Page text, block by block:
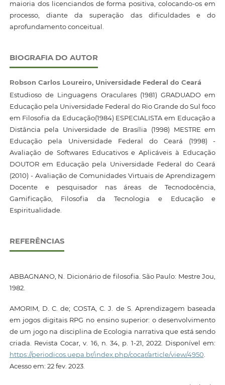
maioria dos licenciandos de forma positiva, colocando-os em
processo, diante da superação das dificuldades e do
aprofundamento conceitual.
BIOGRAFIA DO AUTOR
Robson Carlos Loureiro, Universidade Federal do Ceará
Estudioso de Linguagens Oraculares (1981) GRADUADO em
Educação pela Universidade Federal do Rio Grande do Sul foco
em Filosofia da Educação(1984) ESPECIALISTA em Educação a
Distância pela Universidade de Brasília (1998) MESTRE em
Educação pela Universidade Federal do Ceará (1998) -
Avaliação de Softwares Educativos e Aplicáveis à Educação
DOUTOR em Educação pela Universidade Federal do Ceará
(2010) - Avaliação de Comunidades Virtuais de Aprendizagem
Docente e pesquisador nas áreas de Tecnodocência,
Gamificação, Filosofia da Tecnologia e Educação e
Espiritualidade.
REFERÊNCIAS
ABBAGNANO, N. Dicionário de filosofia. São Paulo: Mestre Jou,
1982.
AMORIM, D. C. de; COSTA, C. J. de S. Aprendizagem baseada
em jogos digitais RPG no ensino superior: o desenvolvimento
de um jogo na disciplina de Ecologia narrativa que está sendo
criada. Revista Cocar, v. 16, n. 34, p. 1-21, 2022. Disponível em:
https://periodicos.uepa.br/index.php/cocar/article/view/4950
Acesso em: 22 fev. 2023.